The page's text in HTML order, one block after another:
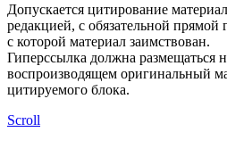
Допускается цитирование
редакцией, с обязательной прямой
с которой материал заимствован.
Гиперссылка должна размещаться
воспроизводящем оригинальный
цитируемого блока.
Scroll